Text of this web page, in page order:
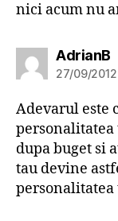
nici acum nu
AdrianB
27/09/2012
Adevarul este
dupa buget si
tau devine
personalitatea